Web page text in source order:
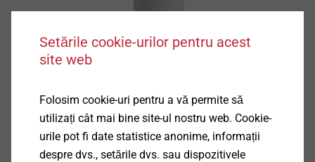
Specificații
Aplicații
Setările cookie-urilor pentru acest
site web
Folosim cookie-uri pentru a vă permite să
utilizați cât mai bine site-ul nostru web. Cookie-
urile pot fi date statistice anonime, informații
despre dvs., setările dvs. sau dispozitivele